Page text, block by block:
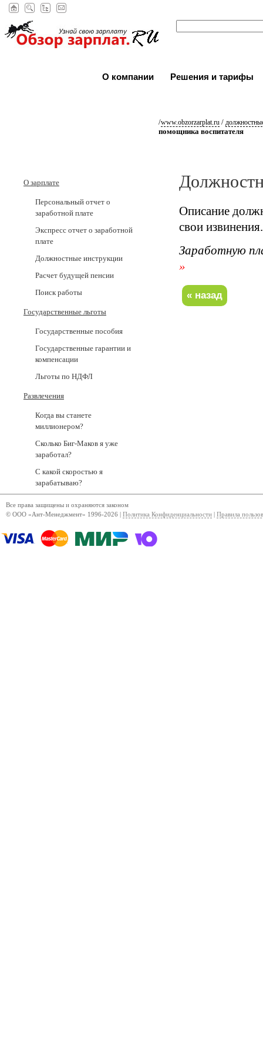
О компании Решения и тарифы
/www.obzorzarplat.ru /
помощника воспитателя
О зарплате
Персональный отчет о
заработной плате
Экспресс отчет о заработной
плате
Должностные инструкции
Расчет будущей пенсии
Поиск работы
Государственные льготы
Государственные пособия
Государственные гарантии и
компенсации
Льготы по НДФЛ
Развлечения
Когда вы станете
миллионером?
Сколько Биг-Маков я уже
заработал?
С какой скоростью я
зарабатываю?
Описание
свои извинения.
Заработную
»
Все права защищены и охраняются законом
© ООО «Ант-Менеджмент» 1996-2026 | Политика Конфиденциальности Правила